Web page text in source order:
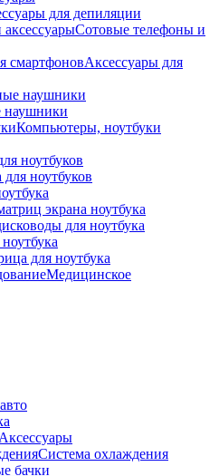
для депиляции
Сотовые телефоны и
Аксессуары для
наушники
наушники
Компьютеры, ноутбуки
ноутбуков
ноутбуков
экрана ноутбука
для ноутбука
для ноутбука
Медицинское
Система охлаждения
бачки